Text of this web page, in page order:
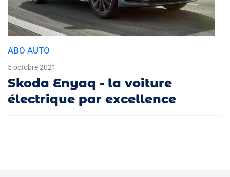
ABO AUTO
5 octobre 2021
Skoda Enyaq - la voiture
électrique par excellence